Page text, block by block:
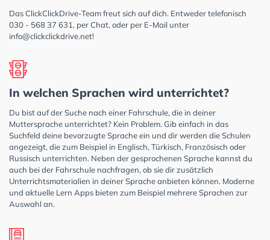
Das ClickClickDrive-Team freut sich auf dich. Entweder telefonisch
030 - 568 37 631, per Chat, oder per E-Mail unter
info@clickclickdrive.net!
In welchen Sprachen wird unterrichtet?
Du bist auf der Suche nach einer Fahrschule, die in deiner
Muttersprache unterrichtet? Kein Problem. Gib einfach in das
Suchfeld deine bevorzugte Sprache ein und dir werden die Schulen
angezeigt, die zum Beispiel in Englisch, Türkisch, Französisch oder
Russisch unterrichten. Neben der gesprochenen Sprache kannst du
auch bei der Fahrschule nachfragen, ob sie dir zusätzlich
Unterrichtsmaterialien in deiner Sprache anbieten können. Moderne
und aktuelle Lern Apps bieten zum Beispiel mehrere Sprachen zur
Auswahl an.